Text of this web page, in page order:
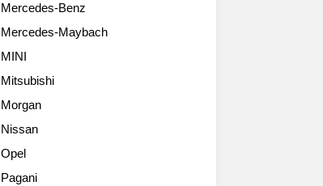
Mercedes-Benz
Mercedes-Maybach
MINI
Mitsubishi
Morgan
Nissan
Opel
Pagani